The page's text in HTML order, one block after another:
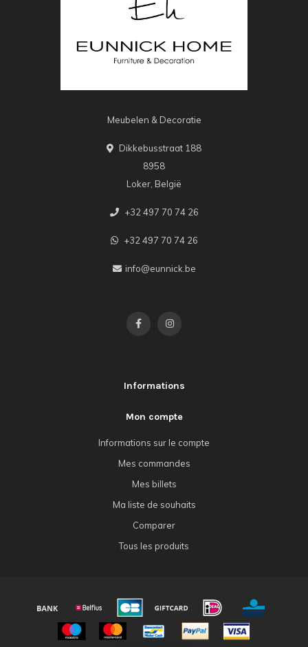
Meubelen & Decoratie
Dikkebusstraat 188
8958
Loker, België
+32 497 70 74 26
+32 497 70 74 26
info@eunnick.be
Informations
Mon compte
Informations sur le compte
Mes commandes
Mes billets
Ma liste de souhaits
Comparer
Tous les produits